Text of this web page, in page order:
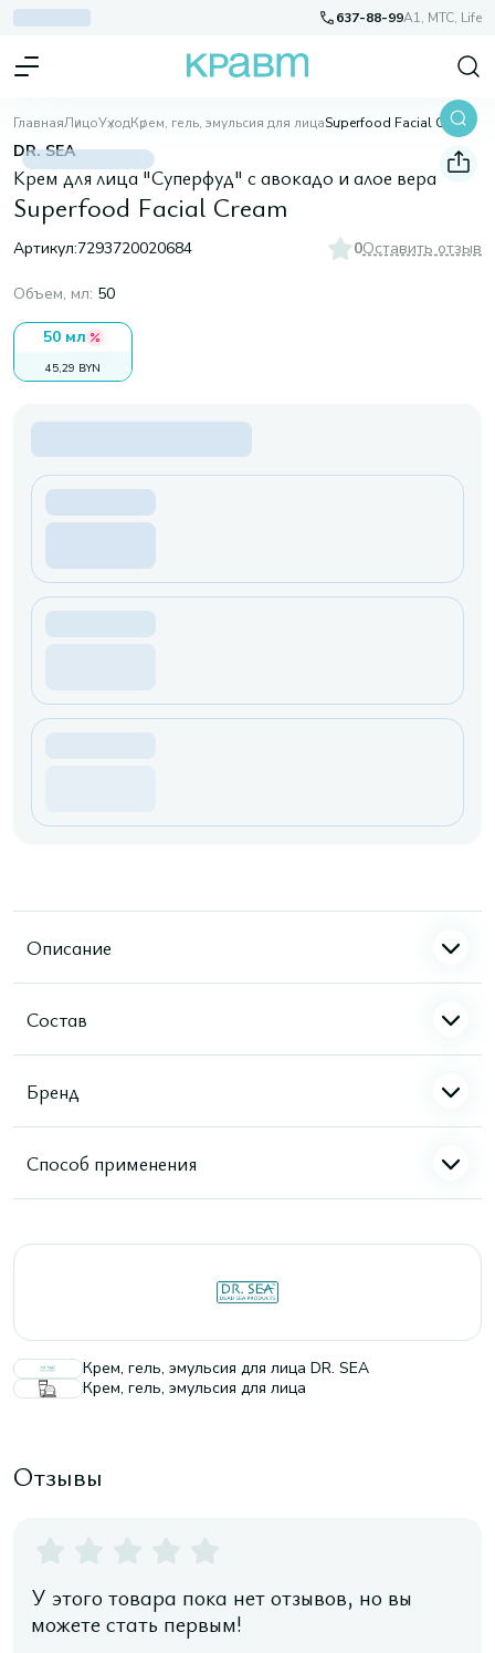
637-88-99A1, МТС, Life
ГлавнаяЛицоУходКрем, гель, эмульсия для лицаSuperfood Facial Cream
DR. SEA
Крем для лица "Суперфуд" с авокадо и алое вера
Superfood Facial Cream
Артикул:7293720020684 0Оставить отзыв
Объем, мл: 50
50 мл
45,29 BYN
Описание
Состав
Бренд
Способ применения
Крем, гель, эмульсия для лица DR. SEA
Крем, гель, эмульсия для лица
Отзывы
У этого товара пока нет отзывов, но вы
можете стать первым!